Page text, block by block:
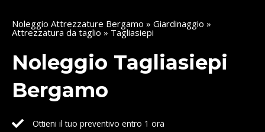
Noleggio Attrezzature Bergamo » Giardinaggio »
Attrezzatura da taglio » Tagliasiepi
Noleggio Tagliasiepi
Bergamo
Ottieni il tuo preventivo entro 1 ora